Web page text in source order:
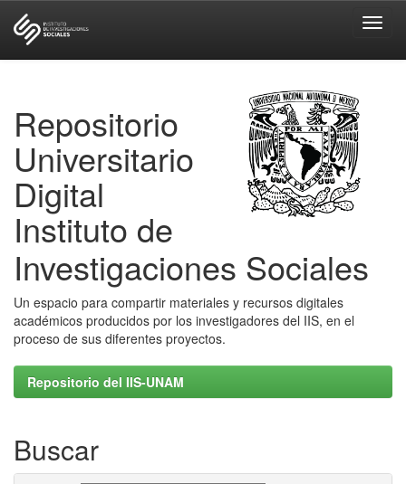
Repositorio
Universitario
Digital
Instituto de
Investigaciones Sociales
Un espacio para compartir materiales y recursos digitales
académicos producidos por los investigadores del IIS, en el
proceso de sus diferentes proyectos.
Repositorio del IIS-UNAM
Buscar